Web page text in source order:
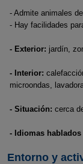
- Admite animales
- Hay facilidades
- Exterior: jardín,
- Interior:
microondas,
- Situación: cerca
- Idiomas
Entorno y